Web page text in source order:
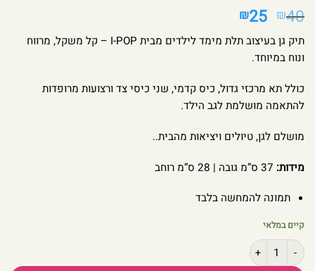
₪40 המחיר
המקורי
היה:
₪40.
₪25 המחיר
הנוכחי
הוא:
תיק גן בעיצוב תלת מימד לילדים מבית I-POP – קל משקל, מרווח
ונוח במיוחד.
כולל תא מרכזי גדול, כיס קדמי, שני כיסי צד ורצועות מרופדות
להתאמה מושלמת לגב הילד.
מושלם לגן, טיולים ויציאות מהבית..
מידות:
תמונה להמחשה בלבד
קיים במלאי
כמות של תיק גן בעיצוב תלת מימד מבית I-POP - סמי הכבאי